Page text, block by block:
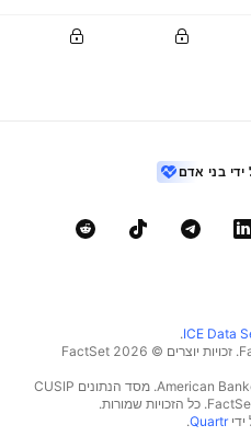
ידי בני אדם
ICE Data
.
בחר נתוני ייחוס המסופקים על ידי FactSet. זכויות יוצרים © 2026 ‏FactSet
זכויות יוצרים © 2026, ‏American Bankers Association. מסד הנתונים CUSIP
Quartr
.